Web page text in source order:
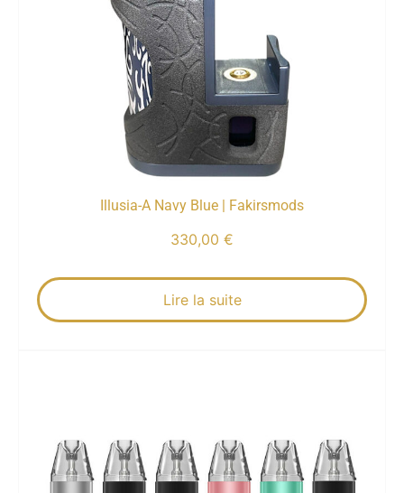
Illusia-A Navy Blue | Fakirsmods
330,00 €
Lire la suite